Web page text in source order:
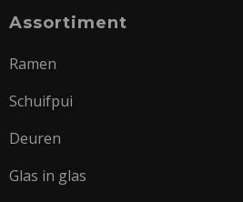
Assortiment
Ramen
Schuifpui
Deuren
Glas in glas